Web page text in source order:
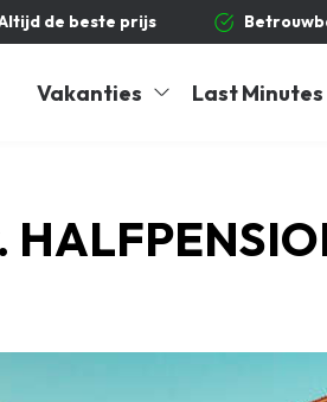
de beste prijs
Vakanties Last Minutes